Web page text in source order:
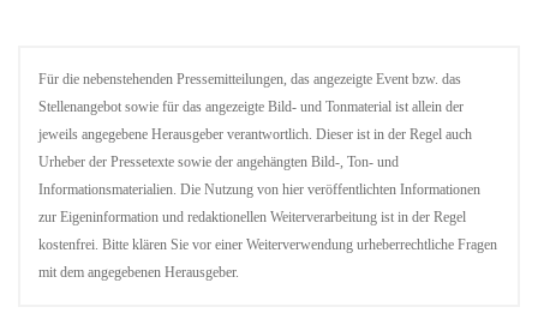
Für die nebenstehenden Pressemitteilungen, das angezeigte Event bzw. das
Stellenangebot sowie für das angezeigte Bild- und Tonmaterial ist allein der
jeweils angegebene Herausgeber verantwortlich. Dieser ist in der Regel auch
Urheber der Pressetexte sowie der angehängten Bild-, Ton- und
Informationsmaterialien. Die Nutzung von hier veröffentlichten Informationen
zur Eigeninformation und redaktionellen Weiterverarbeitung ist in der Regel
kostenfrei. Bitte klären Sie vor einer Weiterverwendung urheberrechtliche Fragen
mit dem angegebenen Herausgeber.